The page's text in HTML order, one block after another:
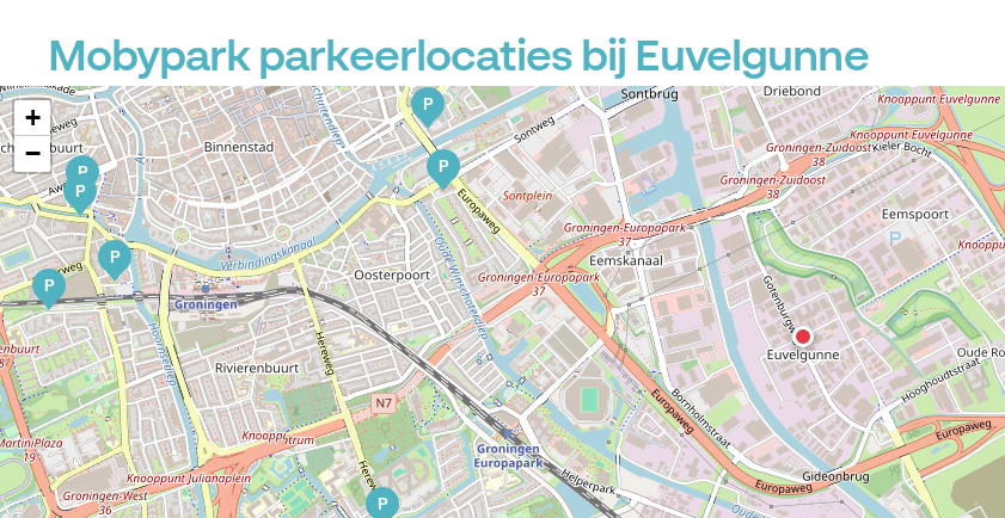
Mobypark parkeerlocaties bij Euvelgunne
P
P
P
P
P
P
P
+
−